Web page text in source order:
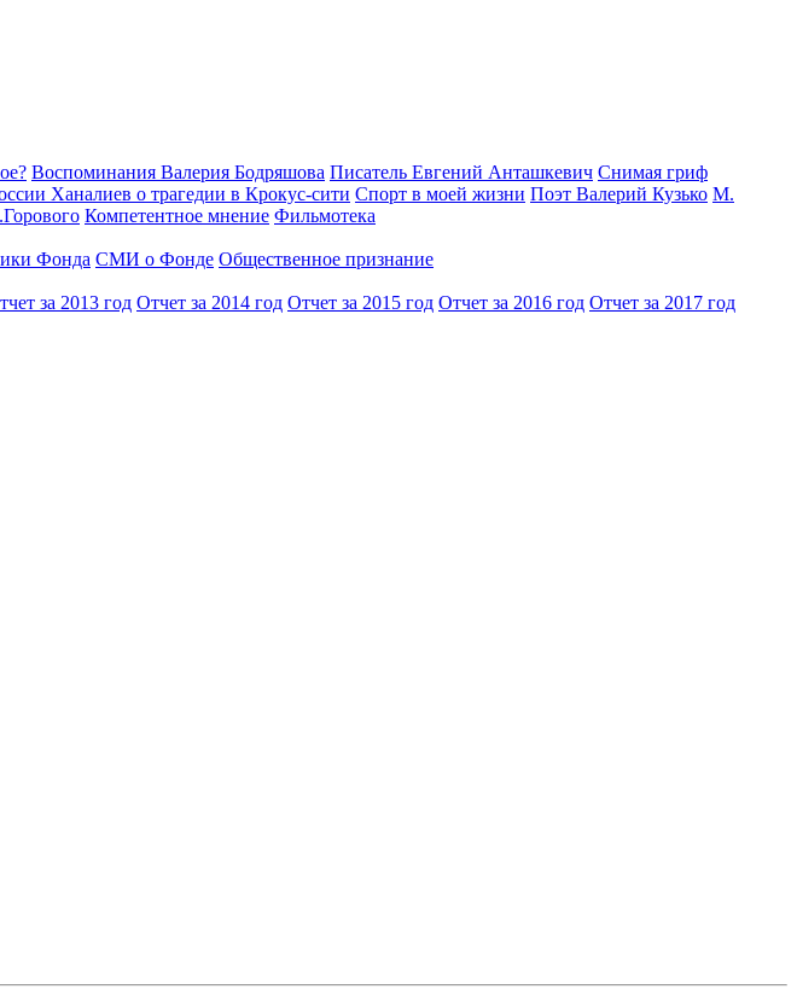
Воспоминания Валерия Бодряшова Писатель Евгений Анташкевич Снимая гриф
Ханалиев о трагедии в Крокус-сити Спорт в моей жизни Поэт Валерий Кузько М.
Компетентное мнение Фильмотека
Фонда СМИ о Фонде Общественное признание
за 2013 год Отчет за 2014 год Отчет за 2015 год Отчет за 2016 год Отчет за 2017 год